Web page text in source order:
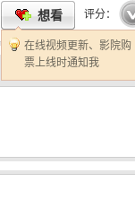
想看
在线视频更新、影院购
票上线时通知我
评分：
☆ ☆ ☆ ☆